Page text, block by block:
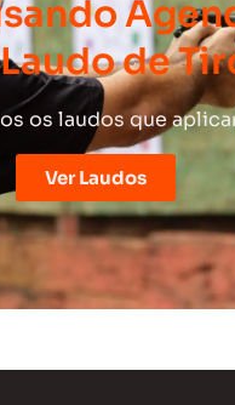
de
os laudos que
Ver Laudos